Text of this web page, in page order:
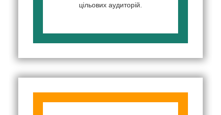
цільових аудиторій.